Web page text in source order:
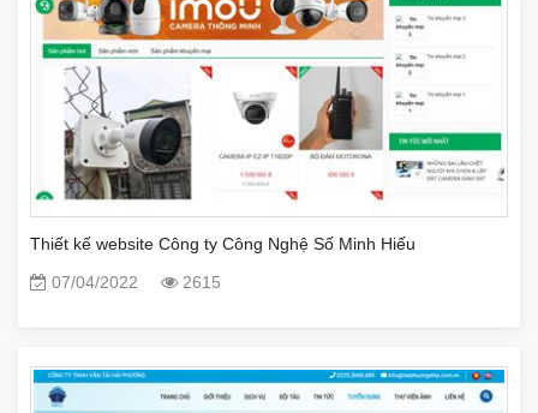
Thiết kế website Công ty Công Nghệ Số Minh Hiếu
07/04/2022
2615